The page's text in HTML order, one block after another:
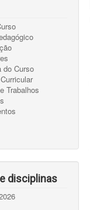
do Curso
Trabalhos
disciplinas